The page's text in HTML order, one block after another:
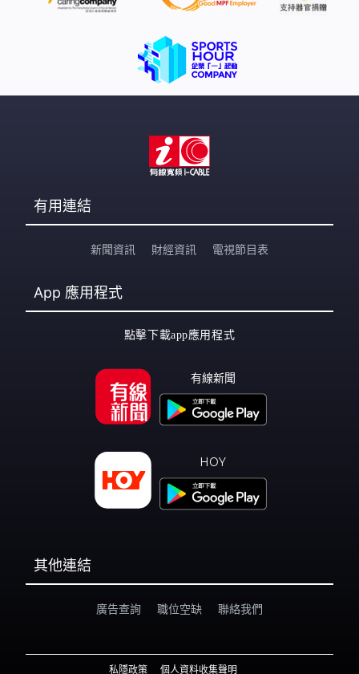
有用連結
新聞資訊 財經資訊 電視節目表
App 應用程式
點擊下載app應用程式
有線新聞
HOY
其他連結
廣告查詢 職位空缺 聯絡我們
私隱政策 個人資料收集聲明